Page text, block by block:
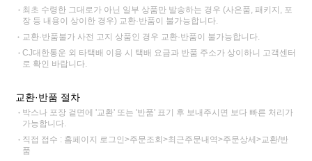
최초 수령한 그대로가 아닌 일부 상품만 발송하는 경우 (사은품, 패키지, 포
장 등 내용이 상이한 경우) 교환·반품이 불가능합니다.
교환·반품불가 사전 고지 상품인 경우 교환·반품이 불가능합니다.
CJ대한통운 외 타택배 이용 시 택배 요금과 반품 주소가 상이하니 고객센터
로 확인 바랍니다.
교환·반품 절차
박스나 포장 겉면에 '교환' 또는 '반품' 표기 후 보내주시면 보다 빠른 처리가
가능합니다.
직접 접수 : 홈페이지 로그인>주문조회>최근주문내역>주문상세>교환/반
품